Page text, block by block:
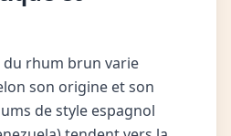
rhum brun varie
son origine et son
de style espagnol